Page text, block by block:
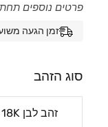
פרטים נוספים
זמן הגעה משוער: 08/08/2026 -
סוג הזהב